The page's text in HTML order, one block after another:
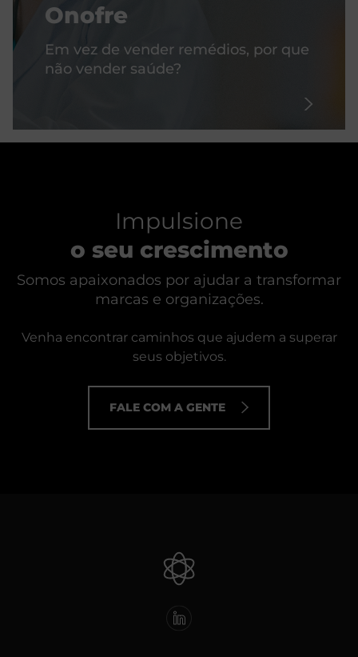
Onofre
Em vez de vender remédios, por que
não vender saúde?
Impulsione
o seu crescimento
Somos apaixonados por ajudar a transformar
marcas e organizações.
Venha encontrar caminhos que ajudem a superar
seus objetivos.
FALE COM A GENTE